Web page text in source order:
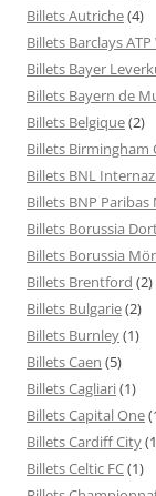
Billets Autriche(4)
Billets Barclays
Billets Bayer
Billets Bayern de
Billets Belgique(2)
Billets Birmingham
Billets BNL
Billets BNP Paribas
Billets Borussia
Billets Borussia
Billets Brentford (2)
Billets Bulgarie(2)
Billets Burnley(1)
Billets Caen (5)
Billets Cagliari(1)
Billets Capital One
Billets Cardiff City
Billets Celtic FC(1)